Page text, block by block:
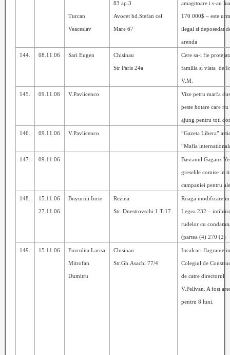
Turcan
Veaceslav
83 ap.3
Avocet bd.Stefan cel
Mare 67
amagitoare i s-au
170 000$ – este
ilegal si deposedat
arenda
144. 08.11.06 Sari Eugen Chisinau
Str Paris 24a
Cere sa-i fie
familia si viata de
V.M.
145. 09.11.06 V.Pavlicenco Vize petru marfa
peste hotare care nu
ajung pentru toti
146. 09.11.06 V.Pavlicenco “Gazeta Libera”
“Mafia
147. 09.11.06 Bascanul Gagauz
greselile comise in
campaniei pentru
148. 15.11.06
27.11.06
Buyurnii Iurie Rezina
Str. Dnestrovschi 1 T-17
Roaga modificare in
Legea 232 –
rudelor cu
(partea (4) 270 (2)
149. 15.11.06 Furculita Larisa
Mitrofan
Dumitru
Chisinau
Str.Gh.Asachi 77/4
Incalcari flagrante
Colegiul de
de catre directorul
V.Pelivan. A fost
pentru 8 luni.